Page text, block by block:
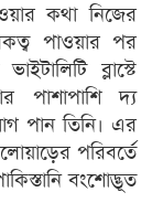
কথা নিজের
পাওয়ার পর
ব্লাস্টে
পাশাপাশি দ্য
পান তিনি। এর
পরিবর্তে
বংশোদ্ভূত